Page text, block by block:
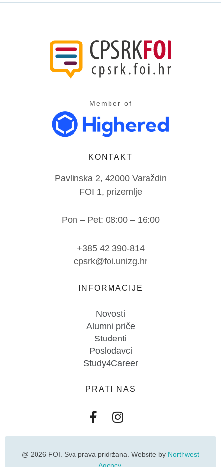
Member of
KONTAKT
Pavlinska 2, 42000 Varaždin
FOI 1, prizemlje
Pon – Pet: 08:00 – 16:00
+385 42 390-814
cpsrk@foi.unizg.hr
INFORMACIJE
Novosti
Alumni priče
Studenti
Poslodavci
Study4Career
PRATI NAS
@ 2026 FOI. Sva prava pridržana. Website by Northwest
Agency.